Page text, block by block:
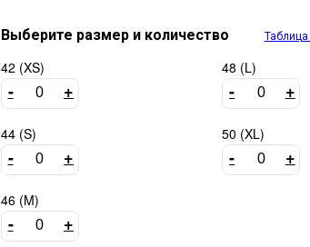
Выберите размер и количество
42 (XS)
- +
44 (S)
- +
46 (M)
- +
48 (L)
- +
50 (XL)
- +